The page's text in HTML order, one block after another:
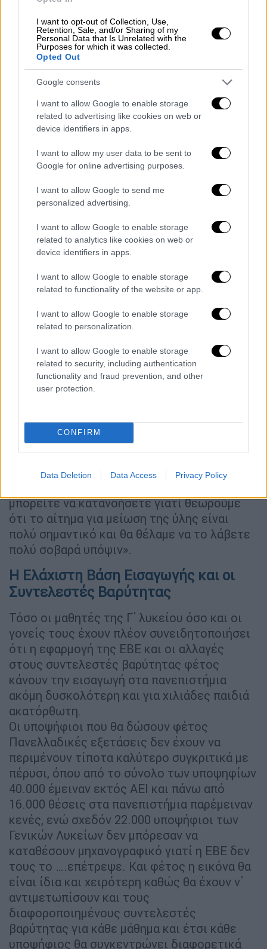
I want to opt-out of Collection, Use,
Retention, Sale, and/or Sharing of my
Personal Data that Is Unrelated with the
Purposes for which it was collected.
Opted Out
Google consents
I want to allow Google to enable storage
related to advertising like cookies on web or
device identifiers in apps.
I want to allow my user data to be sent to
Google for online advertising purposes.
I want to allow Google to send me
personalized advertising.
I want to allow Google to enable storage
related to analytics like cookies on web or
device identifiers in apps.
I want to allow Google to enable storage
related to functionality of the website or app.
I want to allow Google to enable storage
related to personalization.
I want to allow Google to enable storage
related to security, including authentication
functionality and fraud prevention, and other
user protection.
CONFIRM
Data Deletion Data Access Privacy Policy
της διδακτέας ύλης στα Λύκεια, όπως έγινε
και πέρσι.
Η πολιτική ηγεσία του υπουργείου πάντως
θεωρεί ότι η φετινή σχολική χρονιά δεν
είναι ίδια με την περσυνή καθώς τα σχολεία
λειτουργούν κανονικά και χωρίς να κάνουν
τηλεκπαίδευση.
Απανωτές διαμαρτυρίες
Οι μαθητές πάντως επιμένουν και όπως λένε
θα επιμένουν μέχρι την τελευταία στιγμή
του Εσπερινού Λυκείου Ευόσμου προς την κ.
Κεραμέως «διανύουμε μια πολύ δύσκολη
χρονιά σε όλα τα επίπεδα. Επομένως το
βάρος της εξεταστέας ύλης για τη σχολική
χρονιά 2021-2022 είναι πραγματικά μη
αντιμετωπίσιμο. Για το λόγο αυτό ζητάμε
εναγωνίως τη μείωση της εξεταστέας ύλης
Λόγω κορονοϊού πολλοί μαθητές χάνουν
αρκετά μαθήματα. Όχι μόνο λόγω νόσησης
από covid-19 αλλά και πολλών άλλων
Ως αποτέλεσμα μαθητές ή καθηγητές
απουσιάζουν για εβδομάδες από το σχολείο.
Αν προσθέσουμε και το γεγονός ότι η
μπορείτε να κατανοήσετε γιατί θεωρούμε
ότι το αίτημα για μείωση της ύλης είναι
πολύ σημαντικό και θα θέλαμε να το λάβετε
πολύ σοβαρά υπόψιν».
Η Ελάχιστη Βάση Εισαγωγής και οι
Συντελεστές Βαρύτητας
Τόσο οι μαθητές της Γ΄ λυκείου όσο και οι
γονείς τους έχουν πλέον συνειδητοποιήσει
ότι η εφαρμογή της ΕΒΕ και οι αλλαγές
στους συντελεστές βαρύτητας φέτος
κάνουν την εισαγωγή στα πανεπιστήμια
ακόμη δυσκολότερη και για χιλιάδες παιδιά
ακατόρθωτη.
Οι υποψήφιοι που θα δώσουν φέτος
Πανελλαδικές εξετάσεις δεν έχουν να
περιμένουν τίποτα καλύτερο συγκριτικά με
πέρυσι, όπου από το σύνολο των υποψηφίων
40.000 έμειναν εκτός ΑΕΙ και πάνω από
16.000 θέσεις στα πανεπιστήμια παρέμειναν
κενές, ενώ σχεδόν 22.000 υποψήφιοι των
Γενικών Λυκείων δεν μπόρεσαν να
καταθέσουν μηχανογραφικό γιατί η ΕΒΕ δεν
τους το ….επέτρεψε. Και φέτος η εικόνα θα
είναι ίδια και χειρότερη καθώς θα έχουν ν΄
αντιμετωπίσουν και τους
διαφοροποιημένους συντελεστές
βαρύτητας για κάθε μάθημα και έτσι κάθε
υποψήφιος θα συγκεντρώνει διαφορετικά